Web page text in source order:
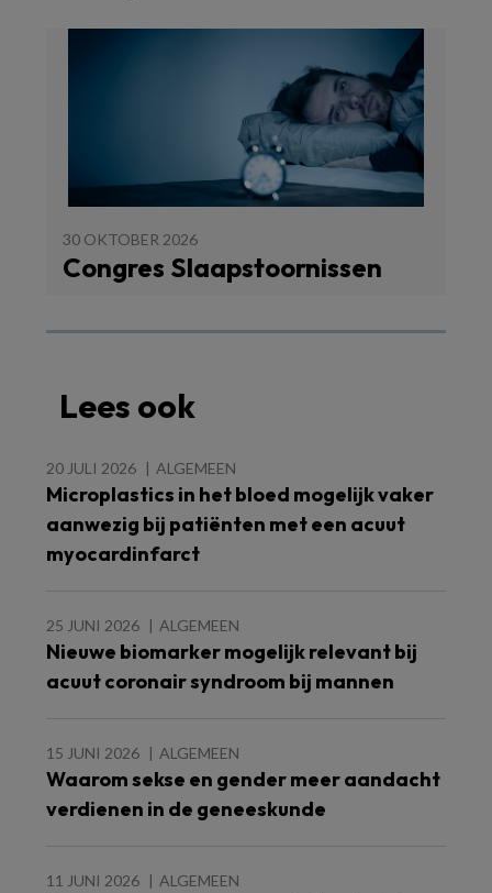
30 OKTOBER 2026
Congres Slaapstoornissen
Lees ook
20 JULI 2026 ALGEMEEN
Microplastics in het bloed mogelijk vaker
aanwezig bij patiënten met een acuut
myocardinfarct
25 JUNI 2026 ALGEMEEN
Nieuwe biomarker mogelijk relevant bij
acuut coronair syndroom bij mannen
15 JUNI 2026 ALGEMEEN
Waarom sekse en gender meer aandacht
verdienen in de geneeskunde
11 JUNI 2026 ALGEMEEN